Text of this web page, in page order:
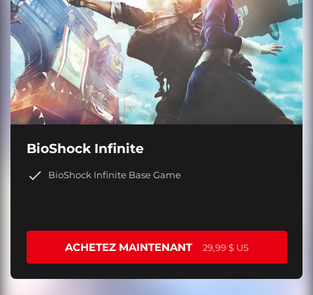
BioShock Infinite
BioShock Infinite Base Game
ACHETEZ MAINTENANT 29,99 $ US